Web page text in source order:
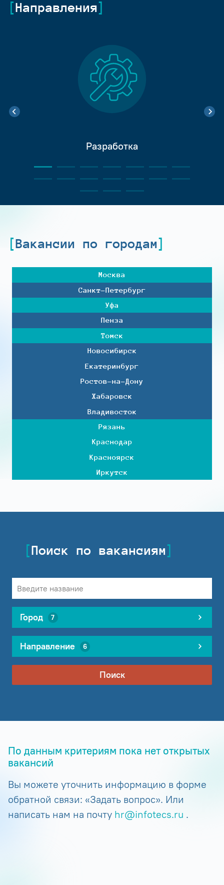
Направления
Разработка
Вакансии по городам
Москва
Санкт-Петербург
Уфа
Пенза
Томск
Новосибирск
Екатеринбург
Ростов-на-Дону
Хабаровск
Владивосток
Рязань
Краснодар
Красноярск
Иркутск
Поиск по вакансиям
Город 7
Направление 6
Поиск
По данным критериям пока нет открытых
вакансий
Вы можете уточнить информацию в форме
обратной связи: «Задать вопрос». Или
написать нам на почту hr@infotecs.ru .